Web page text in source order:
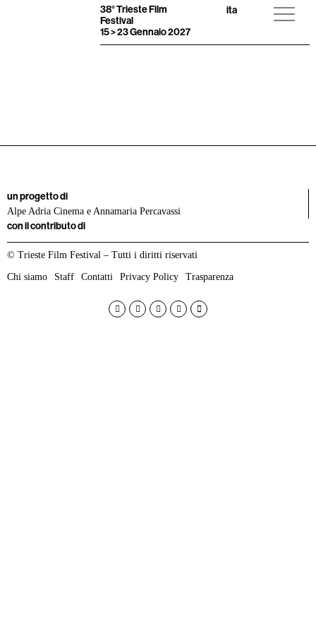
38° Trieste Film
Festival
15 > 23 Gennaio 2027
ita
un progetto di
Alpe Adria Cinema e Annamaria Percavassi
con il contributo di
© Trieste Film Festival – Tutti i diritti riservati
Chi siamo Staff Contatti Privacy Policy Trasparenza